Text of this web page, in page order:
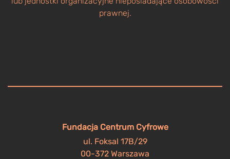
prawnej.
Fundacja Centrum Cyfrowe
ul. Foksal 17B/29
00-372 Warszawa